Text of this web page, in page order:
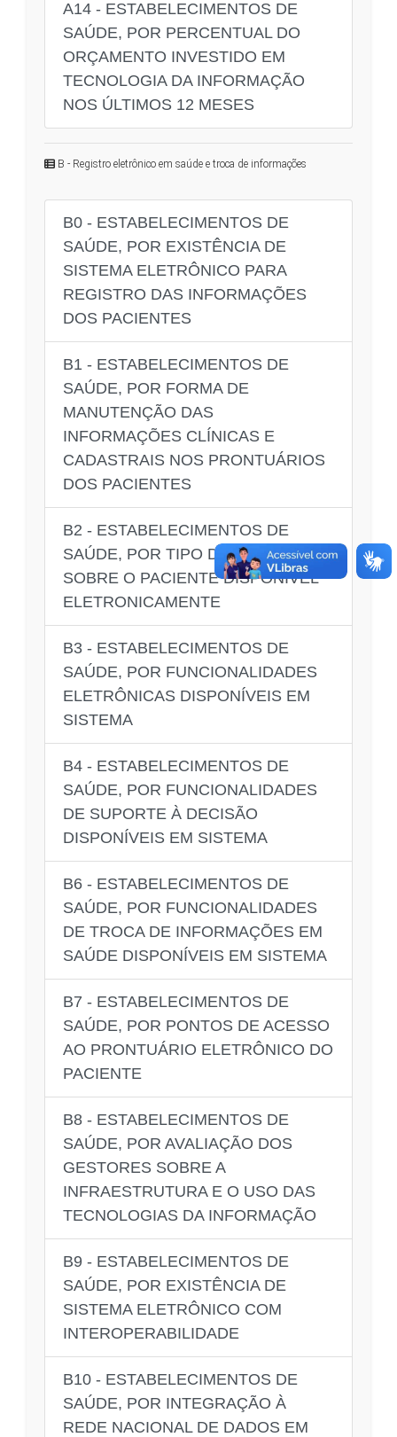
A14 - ESTABELECIMENTOS DE
SAÚDE, POR PERCENTUAL DO
ORÇAMENTO INVESTIDO EM
TECNOLOGIA DA INFORMAÇÃO
NOS ÚLTIMOS 12 MESES
B - Registro eletrônico em saúde e troca de informações
B0 - ESTABELECIMENTOS DE
SAÚDE, POR EXISTÊNCIA DE
SISTEMA ELETRÔNICO PARA
REGISTRO DAS INFORMAÇÕES
DOS PACIENTES
B1 - ESTABELECIMENTOS DE
SAÚDE, POR FORMA DE
MANUTENÇÃO DAS
INFORMAÇÕES CLÍNICAS E
CADASTRAIS NOS PRONTUÁRIOS
DOS PACIENTES
B2 - ESTABELECIMENTOS DE
SAÚDE, POR TIPO DE DADO
SOBRE O PACIENTE DISPONÍVEL
ELETRONICAMENTE
B3 - ESTABELECIMENTOS DE
SAÚDE, POR FUNCIONALIDADES
ELETRÔNICAS DISPONÍVEIS EM
SISTEMA
B4 - ESTABELECIMENTOS DE
SAÚDE, POR FUNCIONALIDADES
DE SUPORTE À DECISÃO
DISPONÍVEIS EM SISTEMA
B6 - ESTABELECIMENTOS DE
SAÚDE, POR FUNCIONALIDADES
DE TROCA DE INFORMAÇÕES EM
SAÚDE DISPONÍVEIS EM SISTEMA
B7 - ESTABELECIMENTOS DE
SAÚDE, POR PONTOS DE ACESSO
AO PRONTUÁRIO ELETRÔNICO DO
PACIENTE
B8 - ESTABELECIMENTOS DE
SAÚDE, POR AVALIAÇÃO DOS
GESTORES SOBRE A
INFRAESTRUTURA E O USO DAS
TECNOLOGIAS DA INFORMAÇÃO
B9 - ESTABELECIMENTOS DE
SAÚDE, POR EXISTÊNCIA DE
SISTEMA ELETRÔNICO COM
INTEROPERABILIDADE
B10 - ESTABELECIMENTOS DE
SAÚDE, POR INTEGRAÇÃO À
REDE NACIONAL DE DADOS EM